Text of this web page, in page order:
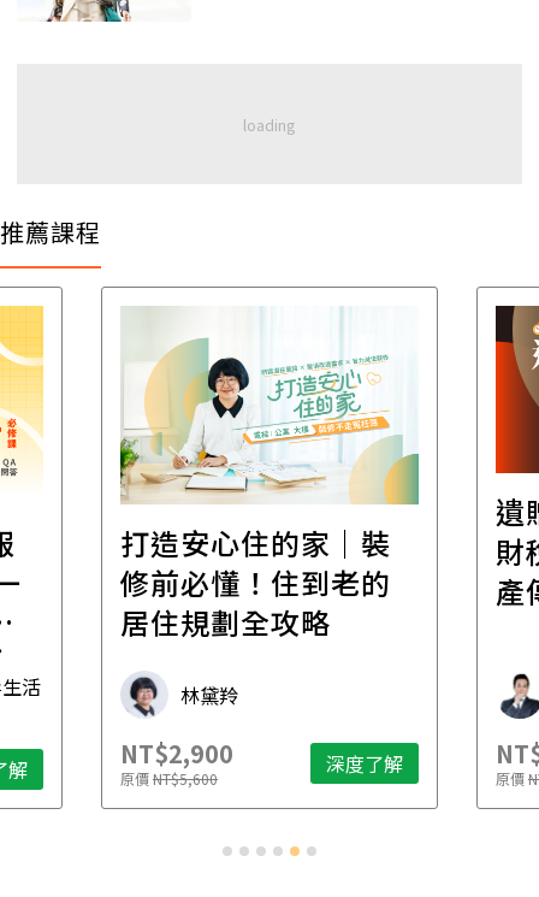
推薦課程
活
解
打造安心住的家｜裝
修前必懂！住到老的
居住規劃全攻略
林黛羚
NT$2,900
原價NT$5,600 深度了解
遺
財
產
原價